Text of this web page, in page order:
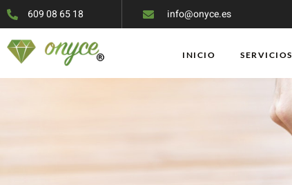
609 08 65 18 info@onyce.es
INICIO SERVICIOS